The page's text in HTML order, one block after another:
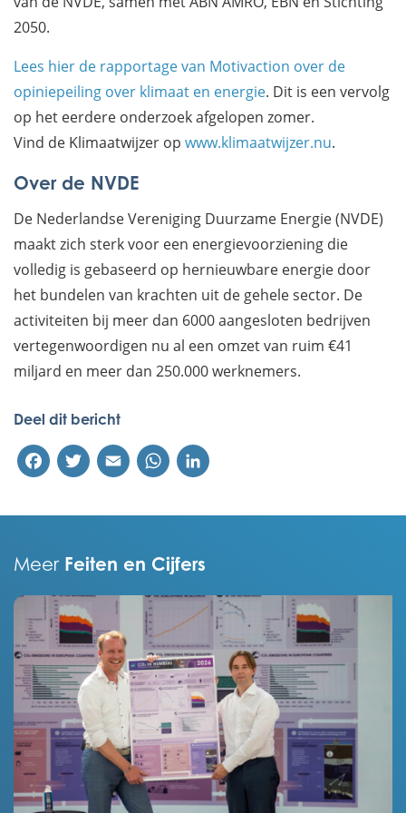
2050.
Lees hier de rapportage van Motivaction over de
opiniepeiling over klimaat en energie. Dit is een vervolg
op het eerdere onderzoek afgelopen zomer.
Vind de Klimaatwijzer op www.klimaatwijzer.nu.
Over de NVDE
De Nederlandse Vereniging Duurzame Energie (NVDE)
maakt zich sterk voor een energievoorziening die
volledig is gebaseerd op hernieuwbare energie door
het bundelen van krachten uit de gehele sector. De
activiteiten bij meer dan 6000 aangesloten bedrijven
vertegenwoordigen nu al een omzet van ruim €41
miljard en meer dan 250.000 werknemers.
Deel dit bericht
FacebookTwitterEmail WhatsApp
Meer Feiten en Cijfers